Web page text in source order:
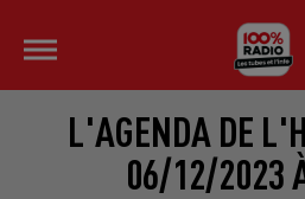
L'AGENDA DE
06/12/2023